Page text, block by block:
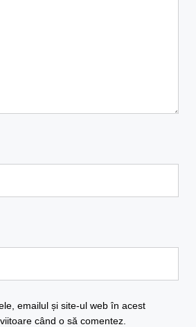
emailul și site-ul web în acest
când o să comentez.